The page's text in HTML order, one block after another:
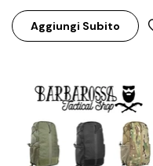
Aggiungi Subito